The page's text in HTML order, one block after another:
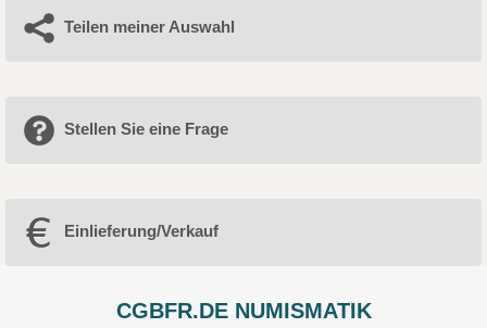
Teilen meiner Auswahl
Stellen Sie eine Frage
Einlieferung/Verkauf
CGBFR.DE NUMISMATIK